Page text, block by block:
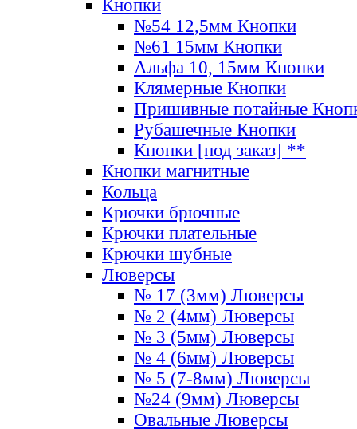
Кнопки
№54 12,5мм Кнопки
№61 15мм Кнопки
Альфа 10, 15мм Кнопки
Клямерные Кнопки
Пришивные потайные
Рубашечные Кнопки
Кнопки [под заказ] **
Кнопки магнитные
Кольца
Крючки брючные
Крючки плательные
Крючки шубные
Люверсы
№ 17 (3мм) Люверсы
№ 2 (4мм) Люверсы
№ 3 (5мм) Люверсы
№ 4 (6мм) Люверсы
№ 5 (7-8мм) Люверсы
№24 (9мм) Люверсы
Овальные Люверсы